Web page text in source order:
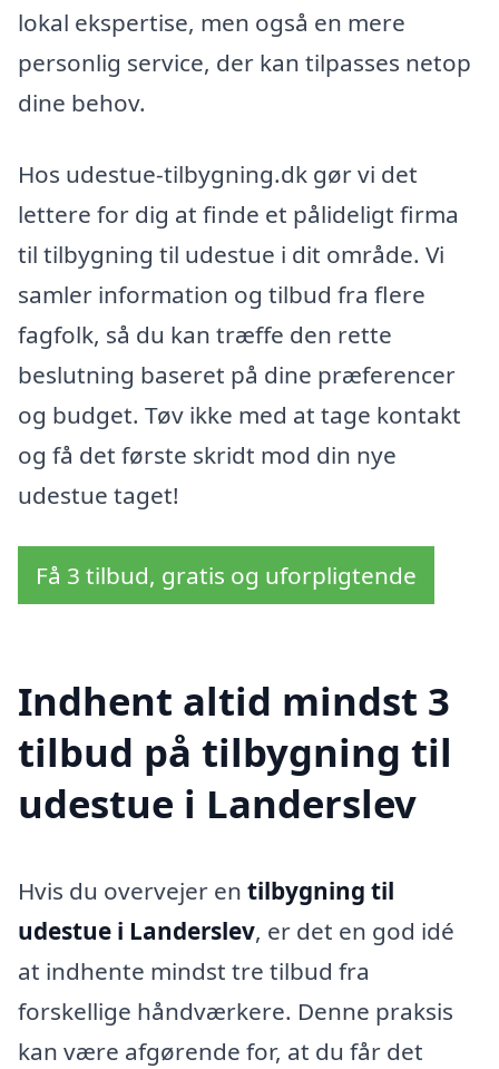
lokal ekspertise, men også en mere
personlig service, der kan tilpasses netop
dine behov.
Hos udestue-tilbygning.dk gør vi det
lettere for dig at finde et pålideligt firma
til tilbygning til udestue i dit område. Vi
samler information og tilbud fra flere
fagfolk, så du kan træffe den rette
beslutning baseret på dine præferencer
og budget. Tøv ikke med at tage kontakt
og få det første skridt mod din nye
udestue taget!
Få 3 tilbud, gratis og uforpligtende
Indhent altid mindst 3
tilbud på tilbygning til
udestue i Landerslev
Hvis du overvejer en tilbygning til
udestue i Landerslev, er det en god idé
at indhente mindst tre tilbud fra
forskellige håndværkere. Denne praksis
kan være afgørende for, at du får det